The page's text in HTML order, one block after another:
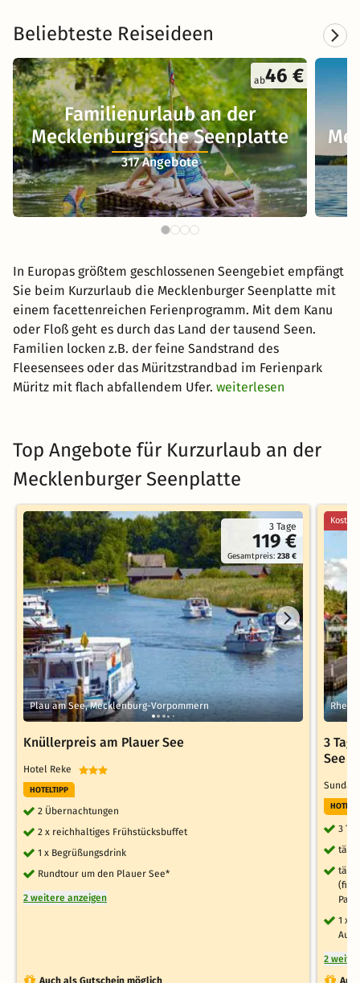
Beliebteste Reiseideen
ab46 €
Familienurlaub an der
Mecklenburgische Seenplatte
317 Angebote
In Europas größtem geschlossenen Seengebiet empfängt
Sie beim Kurzurlaub die Mecklenburger Seenplatte mit
einem facettenreichen Ferienprogramm. Mit dem Kanu
oder Floß geht es durch das Land der tausend Seen.
Familien locken z.B. der feine Sandstrand des
Fleesensees oder das Müritzstrandbad im Ferienpark
Müritz mit flach abfallendem Ufer. weiterlesen
Top Angebote für Kurzurlaub an der
Mecklenburger Seenplatte
3 Tage
119 €
Gesamtpreis:238 €
Plau am See, Mecklenburg-Vorpommern
Knüllerpreis am Plauer See
Hotel Reke
HOTELTIPP
2 Übernachtungen
2 x reichhaltiges Frühstücksbuffet
1 x Begrüßungsdrink
Rundtour um den Plauer See*
2 weitere anzeigen
Auch als Gutschein möglich
3
See
3
1 x
2